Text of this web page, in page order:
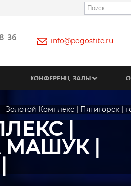
36 info@pogostite.ru
КОНФЕРЕНЦ-ЗАЛЫ
Золотой Комплекс | Пятигорск |
|
МАШУК |